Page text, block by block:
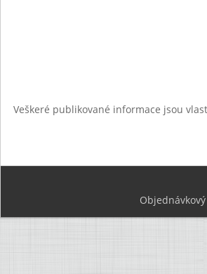
Veškeré publikované informace jsou